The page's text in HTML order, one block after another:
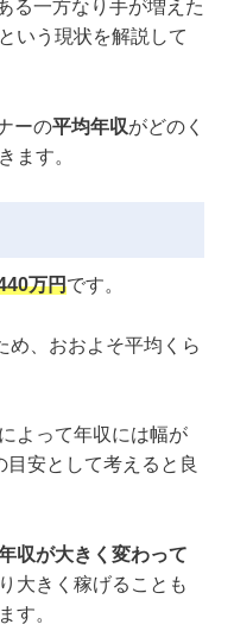
る一方なり手が増えた
いう現状を解説して
ーの平均年収がどのく
ます。
万円です。
め、おおよそ平均くら
よって年収には幅が
安として考えると良
収が大きく変わって
大きく稼げることも
す。